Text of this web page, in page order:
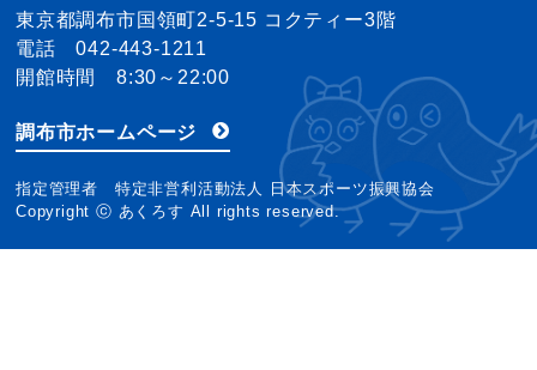
東京都調布市国領町2-5-15 コクティー3階
電話 042-443-1211
開館時間 8:30～22:00
調布市ホームページ
指定管理者 特定非営利活動法人 日本スポーツ振興協会
Copyright ⓒ あくろす All rights reserved.